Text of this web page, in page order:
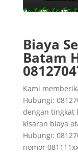
Biaya
Batam
Kami
Hubungi:
dengan tingkat
kisaran biaya
Hubungi:
nomor